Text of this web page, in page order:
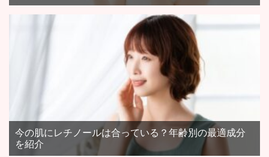
今の肌にレチノールは合っている？年齢別の最適成分
を紹介